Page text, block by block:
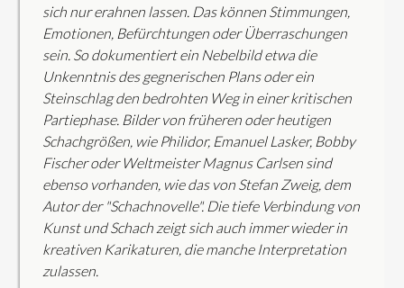
sich nur erahnen lassen. Das können Stimmungen,
Emotionen, Befürchtungen oder Überraschungen
sein. So dokumentiert ein Nebelbild etwa die
Unkenntnis des gegnerischen Plans oder ein
Steinschlag den bedrohten Weg in einer kritischen
Partiephase. Bilder von früheren oder heutigen
Schachgrößen, wie Philidor, Emanuel Lasker, Bobby
Fischer oder Weltmeister Magnus Carlsen sind
ebenso vorhanden, wie das von Stefan Zweig, dem
Autor der "Schachnovelle". Die tiefe Verbindung von
Kunst und Schach zeigt sich auch immer wieder in
kreativen Karikaturen, die manche Interpretation
zulassen.